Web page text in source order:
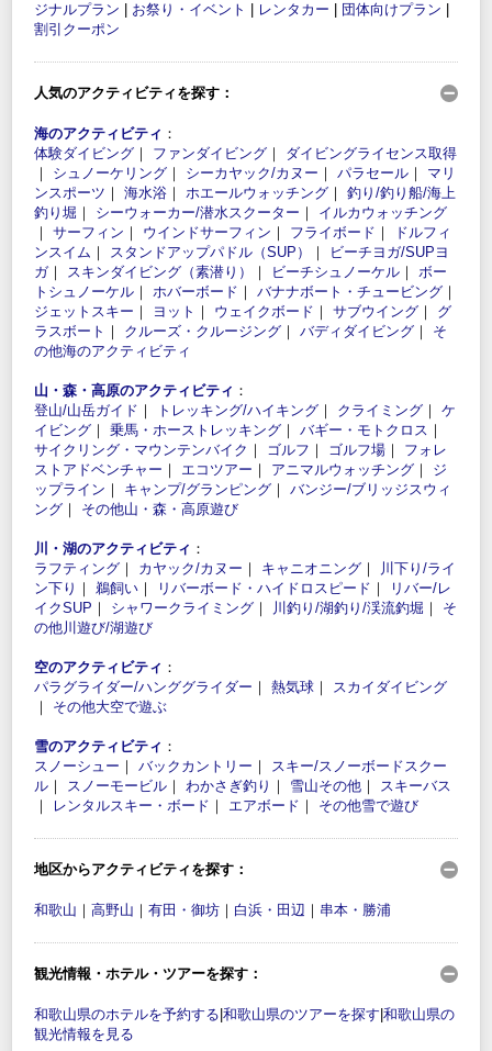
ジナルプラン
お祭り・イベント レンタカー 団体向けプラン
割引クーポン
人気のアクティビティを探す：
海のアクティビティ ：
体験ダイビング ｜ ファンダイビング ｜ ダイビングライセンス取得
｜ シュノーケリング ｜ シーカヤック/カヌー ｜ パラセール ｜ マリ
ンスポーツ ｜ 海水浴 ｜ ホエールウォッチング ｜ 釣り/釣り船/海上
釣り堀 ｜ シーウォーカー/潜水スクーター ｜ イルカウォッチング
｜ サーフィン ｜ ウインドサーフィン ｜ フライボード ｜
ドルフィ
ンスイム ｜ スタンドアップパドル（SUP） ｜
ビーチヨガ/SUPヨ
ガ｜ スキンダイビング（素潜り） ｜ ビーチシュノーケル ｜ ボー
トシュノーケル ｜ ホバーボード ｜ バナナボート・チュービング ｜
ジェットスキー ｜ ヨット ｜ ウェイクボード ｜ サブウイング ｜ グ
ラスボート ｜ クルーズ・クルージング ｜ バディダイビング ｜ そ
の他海のアクティビティ
山・森・高原のアクティビティ ：
登山/山岳ガイド ｜ トレッキング/ハイキング ｜ クライミング ｜ ケ
イビング ｜ 乗馬・ホーストレッキング ｜ バギー・モトクロス ｜
サイクリング・マウンテンバイク ｜ ゴルフ ｜ ゴルフ場 ｜ フォレ
ストアドベンチャー ｜ エコツアー ｜ アニマルウォッチング ｜ ジ
ップライン ｜ キャンプ/グランピング ｜ バンジー/ブリッジスウィ
ング ｜ その他山・森・高原遊び
川・湖のアクティビティ ：
ラフティング ｜ カヤック/カヌー ｜ キャニオニング ｜
川下り/ライ
ン下り ｜ 鵜飼い ｜ リバーボード・ハイドロスピード ｜
リバー/レ
イクSUP ｜ シャワークライミング ｜ 川釣り/湖釣り/渓流釣堀 ｜ そ
の他川遊び/湖遊び
空のアクティビティ ：
パラグライダー/ハンググライダー ｜ 熱気球 ｜ スカイダイビング
｜ その他大空で遊ぶ
雪のアクティビティ ：
スノーシュー ｜ バックカントリー ｜ スキー/スノーボードスクー
ル ｜ スノーモービル ｜ わかさぎ釣り ｜ 雪山その他 ｜ スキーバス
｜
レンタルスキー・ボード ｜ エアボード ｜ その他雪で遊び
地区からアクティビティを探す：
和歌山 ｜ 高野山 ｜ 有田・御坊 ｜ 白浜・田辺 ｜ 串本・勝浦
観光情報・ホテル・ツアーを探す：
和歌山県のホテルを予約する 和歌山県のツアーを探す 和歌山県の
観光情報を見る